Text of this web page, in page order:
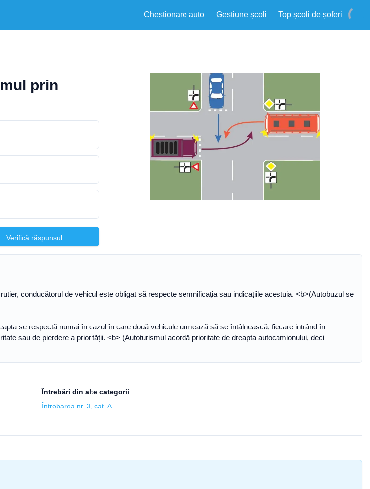
Chestionare auto Gestiune școli Top școli de șoferi
prin
Verifică răspunsul
conducătorul de vehicul este obligat să respecte semnificația sau indicațiile acestuia. <b>(Autobuzul se
se respectă numai în cazul în care două vehicule urmează să se întâlnească, fiecare intrând în
sau de pierdere a priorității. <b> (Autoturismul acordă prioritate de dreapta autocamionului, deci
Întrebări din alte categorii
Întrebarea nr. 3, cat. A